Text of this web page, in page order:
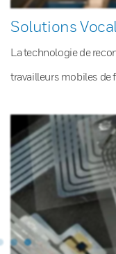
Solutions
La technologie de
travailleurs mobiles de